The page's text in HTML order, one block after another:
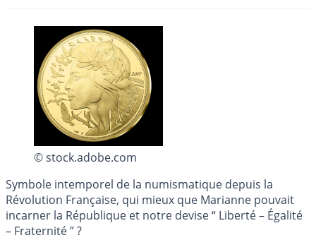
© stock.adobe.com
Symbole intemporel de la numismatique depuis la
Révolution Française, qui mieux que Marianne pouvait
incarner la République et notre devise “ Liberté – Égalité
– Fraternité ” ?